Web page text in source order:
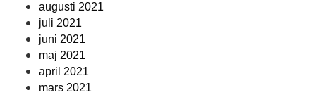
augusti 2021
juli 2021
juni 2021
maj 2021
april 2021
mars 2021